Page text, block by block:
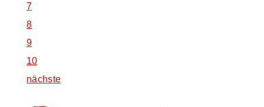
7
8
9
10
nächste